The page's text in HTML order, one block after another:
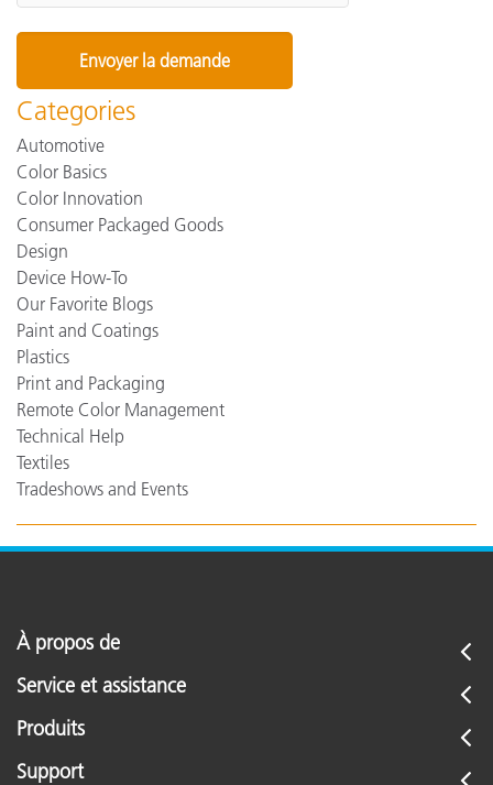
Categories
Automotive
Color Basics
Color Innovation
Consumer Packaged Goods
Design
Device How-To
Our Favorite Blogs
Paint and Coatings
Plastics
Print and Packaging
Remote Color Management
Technical Help
Textiles
Tradeshows and Events
À propos de
Service et assistance
Produits
Support